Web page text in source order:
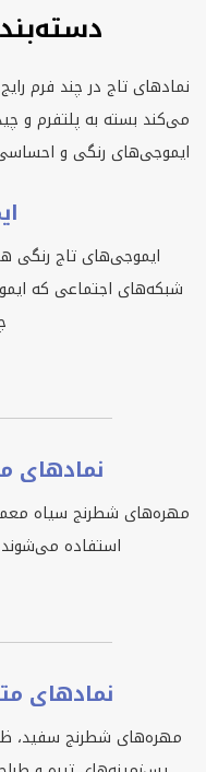
نمادهای تاج در چند فرم
می‌کند بسته به پلتفرم و
ایموجی‌های رنگی و
ایموجی‌های تاج رنگی
شبکه‌های اجتماعی که
نمادهای
مهره‌های شطرنج سیاه
استفاده
نمادهای
مهره‌های شطرنج سفید،